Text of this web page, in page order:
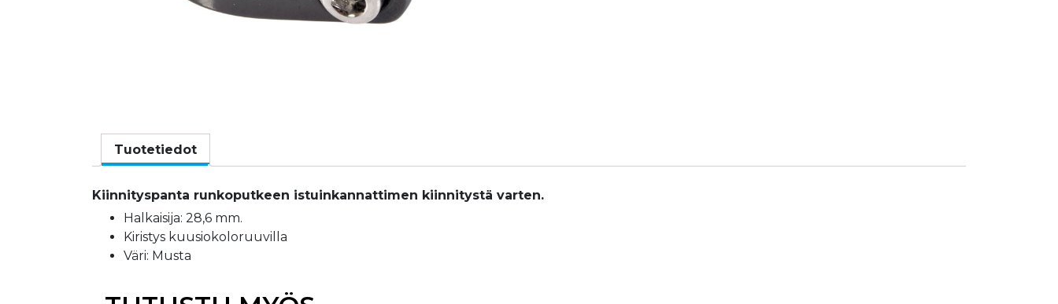
Tuotetiedot
Kiinnityspanta runkoputkeen istuinkannattimen kiinnitystä varten.
Halkaisija: 28,6 mm.
Kiristys kuusiokoloruuvilla
Väri: Musta